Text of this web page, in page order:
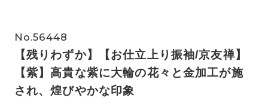
No.56448
【残りわずか】【お仕立上り振袖/京友禅】
【紫】高貴な紫に大輪の花々と金加工が施
され、煌びやかな印象